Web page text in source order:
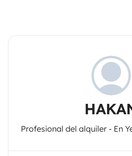
Profesional del alquiler - En